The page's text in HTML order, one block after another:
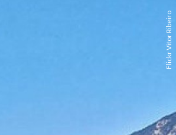
Flickr Vítor Ribeiro